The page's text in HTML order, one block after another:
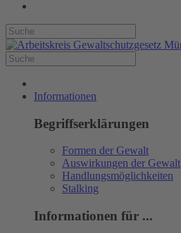
Informationen
Begriffserklärungen
Formen der Gewalt
Auswirkungen der Gewalt
Handlungsmöglichkeiten
Stalking
Informationen für ...